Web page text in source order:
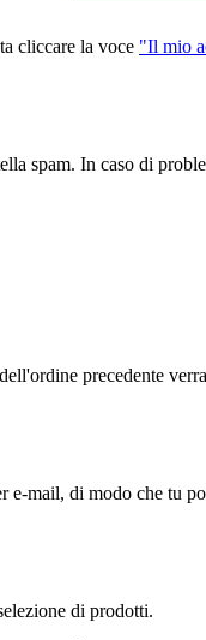
cliccare la voce "Il mio
spam. In caso di
precedente
mail, di modo che tu
di prodotti.